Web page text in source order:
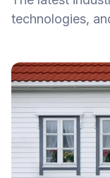
technologies,